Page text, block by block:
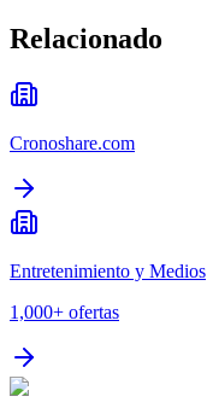
Relacionado
Cronoshare.com
Entretenimiento y Medios
1,000+ ofertas